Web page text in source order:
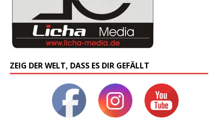
ZEIG DER WELT, DASS ES DIR GEFÄLLT